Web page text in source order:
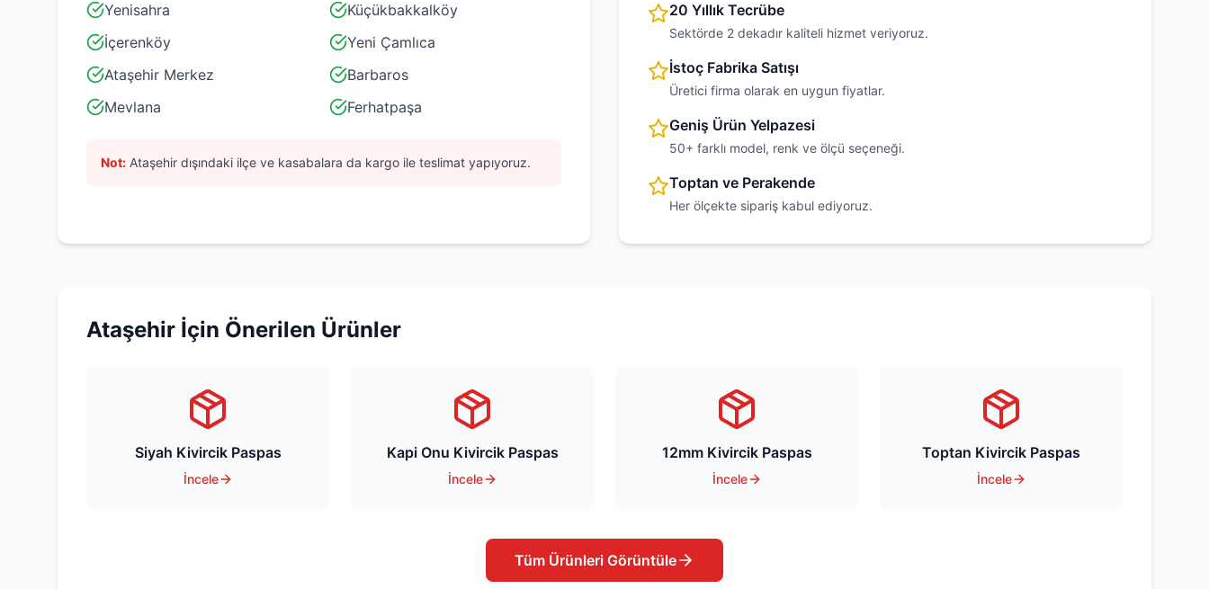
Yenisahra
Küçükbakkalköy
İçerenköy
Yeni Çamlıca
Ataşehir Merkez
Barbaros
Mevlana
Ferhatpaşa
Not: Ataşehir dışındaki ilçe ve kasabalara da kargo ile teslimat yapıyoruz.
20 Yıllık Tecrübe
Sektörde 2 dekadır kaliteli hizmet veriyoruz.
İstoç Fabrika Satışı
Üretici firma olarak en uygun fiyatlar.
Geniş Ürün Yelpazesi
50+ farklı model, renk ve ölçü seçeneği.
Toptan ve Perakende
Her ölçekte sipariş kabul ediyoruz.
Ataşehir İçin Önerilen Ürünler
Siyah Kivircik Paspas
İncele
Kapi Onu Kivircik Paspas
İncele
12mm Kivircik Paspas
İncele
Toptan Kivircik Paspas
İncele
Tüm Ürünleri Görüntüle